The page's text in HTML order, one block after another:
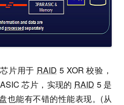
片用于 RAID 5 XOR 校验，
芯片，实现的 RAID 5 是
也能有不错的性能表现。(从